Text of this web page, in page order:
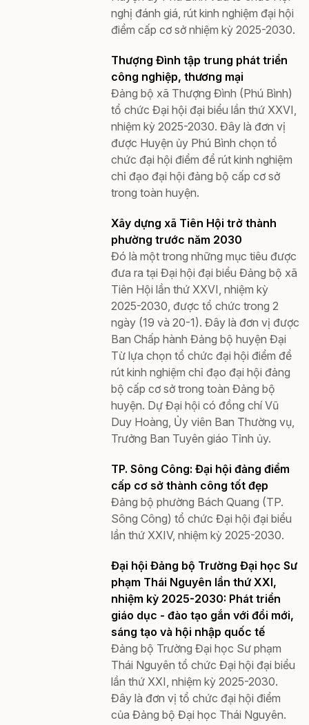
nghị đánh giá, rút kinh nghiệm đại hội
điểm cấp cơ sở nhiệm kỳ 2025-2030.
Thượng Đình tập trung phát triển
công nghiệp, thương mại
Đảng bộ xã Thượng Đình (Phú Bình)
tổ chức Đại hội đại biểu lần thứ XXVI,
nhiệm kỳ 2025-2030. Đây là đơn vị
được Huyện ủy Phú Bình chọn tổ
chức đại hội điểm để rút kinh nghiệm
chỉ đạo đại hội đảng bộ cấp cơ sở
trong toàn huyện.
Xây dựng xã Tiên Hội trở thành
phường trước năm 2030
Đó là một trong những mục tiêu được
đưa ra tại Đại hội đại biểu Đảng bộ xã
Tiên Hội lần thứ XXVI, nhiệm kỳ
2025-2030, được tổ chức trong 2
ngày (19 và 20-1). Đây là đơn vị được
Ban Chấp hành Đảng bộ huyện Đại
Từ lựa chọn tổ chức đại hội điểm để
rút kinh nghiệm chỉ đạo đại hội đảng
bộ cấp cơ sở trong toàn Đảng bộ
huyện. Dự Đại hội có đồng chí Vũ
Duy Hoàng, Ủy viên Ban Thường vụ,
Trưởng Ban Tuyên giáo Tỉnh ủy.
TP. Sông Công: Đại hội đảng điểm
cấp cơ sở thành công tốt đẹp
Đảng bộ phường Bách Quang (TP.
Sông Công) tổ chức Đại hội đại biểu
lần thứ XXIV, nhiệm kỳ 2025-2030.
Đại hội Đảng bộ Trường Đại học Sư
phạm Thái Nguyên lần thứ XXI,
nhiệm kỳ 2025-2030: Phát triển
giáo dục - đào tạo gắn với đổi mới,
sáng tạo và hội nhập quốc tế
Đảng bộ Trường Đại học Sư phạm
Thái Nguyên tổ chức Đại hội đại biểu
lần thứ XXI, nhiệm kỳ 2025-2030.
Đây là đơn vị tổ chức đại hội điểm
của Đảng bộ Đại học Thái Nguyên.